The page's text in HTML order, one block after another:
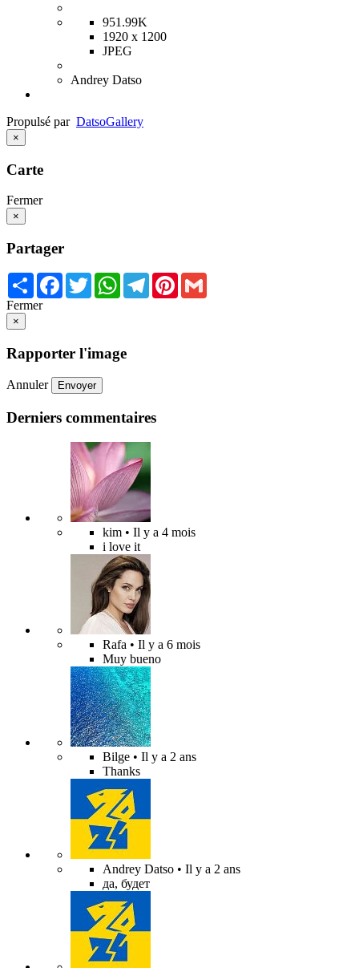
951.99K
1920 x 1200
JPEG
Andrey Datso
Propulsé par DatsoGallery
×
Carte
Fermer
×
Partager
Share Facebook
TwitterWhatsApp
TelegramPinterest
Fermer
×
Rapporter l'image
Annuler Envoyer
Derniers commentaires
kim • Il y a 4 mois
i love it
Rafa • Il y a 6 mois
Muy bueno
Bilge • Il y a 2 ans
Thanks
Andrey Datso • Il y a 2 ans
да, будет